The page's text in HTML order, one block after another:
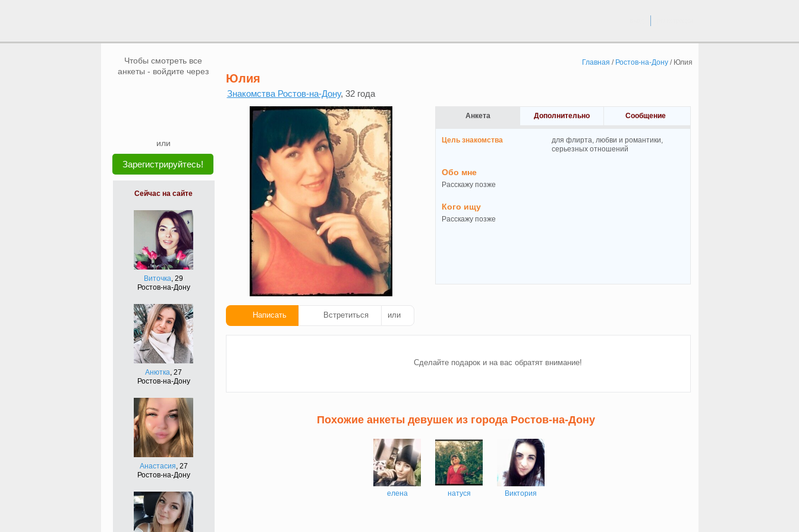
Чтобы смотреть все
анкеты - войдите через
или
Зарегистрируйтесь!
Сейчас на сайте
Виточка, 29
Ростов-на-Дону
Анютка, 27
Ростов-на-Дону
Анастасия, 27
Ростов-на-Дону
Главная / Ростов-на-Дону/ Юлия
Юлия
Знакомства Ростов-на-Дону, 32 года
Написать Встретиться или
Анкета Дополнительно Сообщение
Цель знакомства
для флирта, любви и романтики,
cерьезных отношений
Обо мне
Расскажу позже
Кого ищу
Расскажу позже
Сделайте подарок и на вас обратят внимание!
Похожие анкеты девушек из города Ростов-на-Дону
елена натуся Виктория